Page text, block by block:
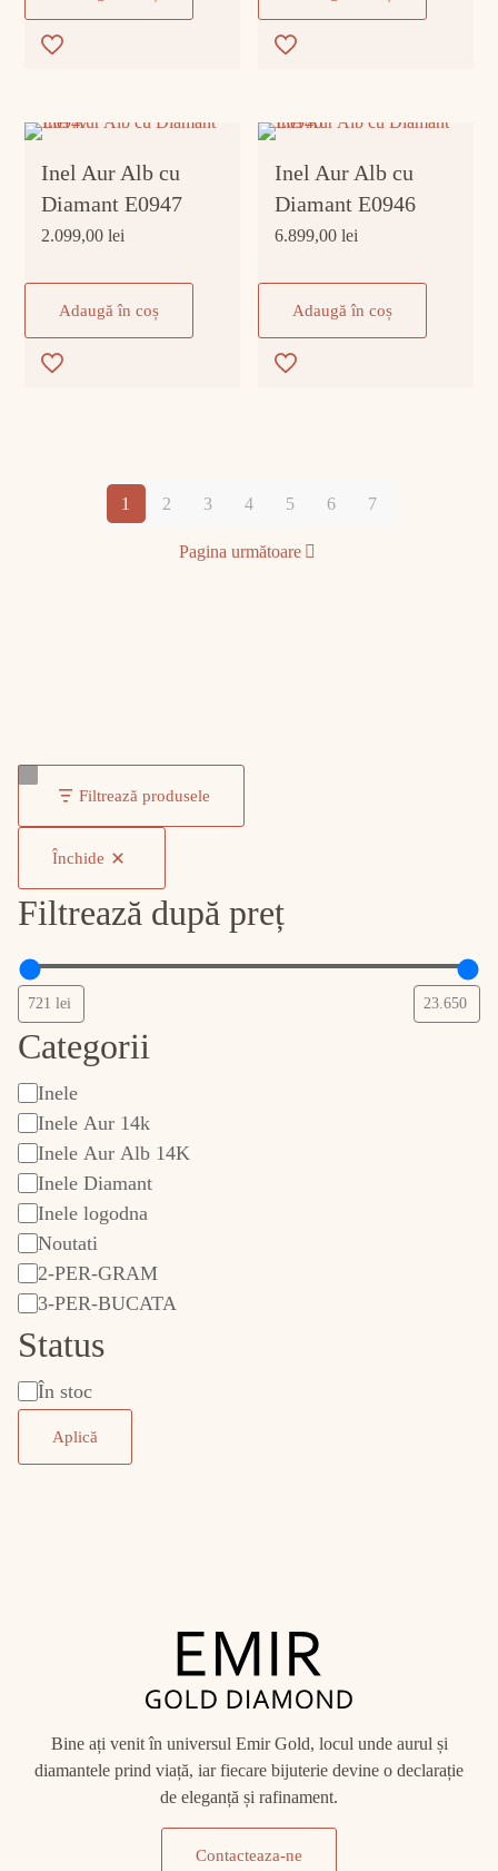
Inel Aur Alb cu
Diamant E0947
2.099,00lei
Adaugă în coș
Inel Aur Alb cu
Diamant E0946
6.899,00lei
Adaugă în coș
1 2 3 4 5 6 7
Pagina următoare
Filtrează produsele
Închide
Filtrează după preț
Categorii
categorie
Inele
Inele Aur 14k
Inele Aur Alb 14K
Inele Diamant
Inele logodna
Noutati
2-PER-GRAM
3-PER-BUCATA
Status
StareÎn stoc
Aplică
Bine ați venit în universul Emir Gold, locul unde aurul și
diamantele prind viață, iar fiecare bijuterie devine o declarație
de eleganță și rafinament.
Contacteaza-ne